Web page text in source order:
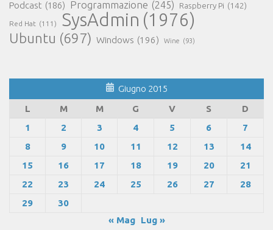
Podcast (186) Programmazione (245) Raspberry Pi (142)
Red Hat (111) SysAdmin (1976)
Ubuntu (697) Windows (196) Wine (93)
Giugno 2015
L
M M G V S
D
1
2 3 4 5 6
7
8
9 10 11 12 13
14
15
16 17 18 19 20
21
22
23 24 25 26 27
28
29
30
« Mag
Lug »